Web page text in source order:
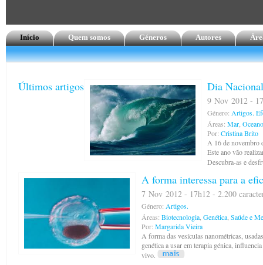
Início Quem somos Géneros Autores
Últimos artigos Dia
9 Nov 2012 -
Género: Artigos.
Áreas: Mar
Por: Cristina Brito
A 16 de novembro
Este ano vão
Descubra-as e
A forma interessa para a
7 Nov 2012 - 17h12 - 2.200
Género: Artigos.
Áreas: Biotecnologia Genética Saúde e
Por: Margarida Vieira
A forma das vesículas nanométricas,
genética a usar em terapia génica,
vivo.